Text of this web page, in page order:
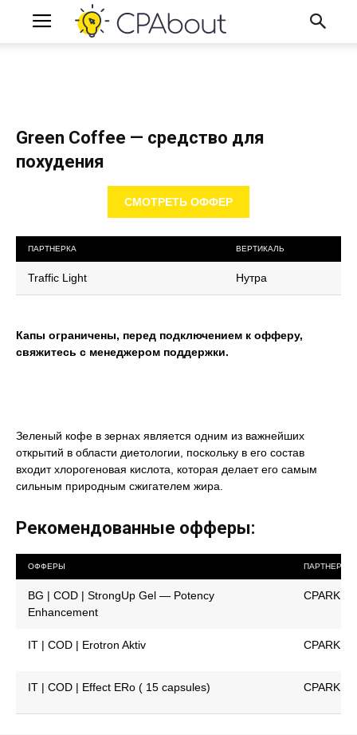
Green Coffee — средство для
похудения
СМОТРЕТЬ ОФФЕР
ПАРТНЕРКА ВЕРТИКАЛЬ
Traffic Light Нутра
Капы ограничены, перед подключением к офферу,
свяжитесь с менеджером поддержки.
Зеленый кофе в зернах является одним из важнейших
открытий в области диетологии, поскольку в его состав
входит хлорогеновая кислота, которая делает его самым
сильным природным сжигателем жира.
Рекомендованные офферы:
ОФФЕРЫ ПАРТНЕРКА
BG | COD | StrongUp Gel — Potency
Enhancement
CPARK
IT | COD | Erotron Aktiv CPARK
IT | COD | Effect ERo ( 15 capsules) CPARK